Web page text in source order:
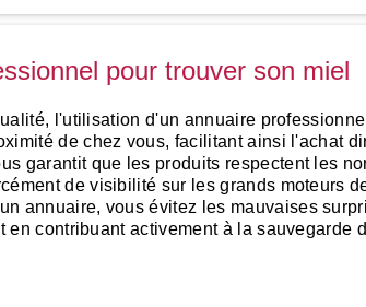
pour trouver son miel
l'utilisation d'un annuaire
de chez vous, facilitant ainsi l'achat
garantit que les produits respectent les
de visibilité sur les grands moteurs
annuaire, vous évitez les mauvaises
contribuant activement à la sauvegarde